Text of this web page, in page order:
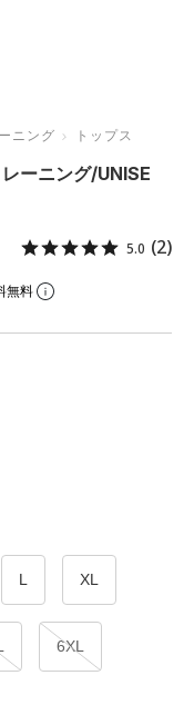
ニング トップス
ーニング/UNISE
5.0 (2)
無料
L XL
6XL